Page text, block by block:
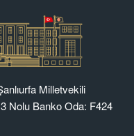
Milletvekili
Nolu Banko Oda: F424